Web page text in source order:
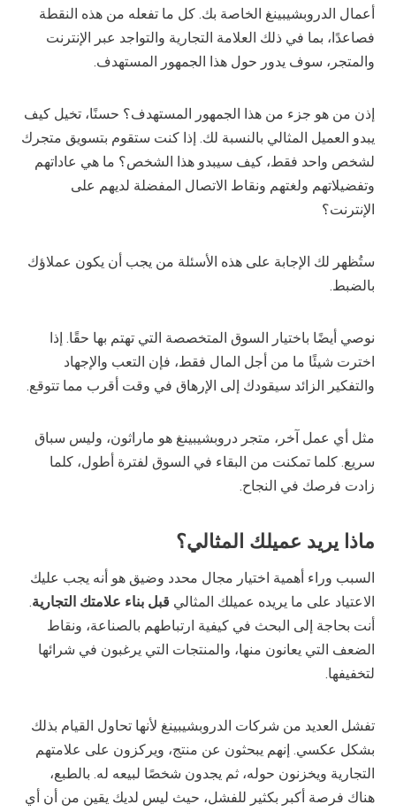
أعمال الدروبشيبينغ الخاصة بك. كل ما تفعله من هذه النقطة
فصاعدًا، بما في ذلك العلامة التجارية والتواجد عبر الإنترنت
والمتجر، سوف يدور حول هذا الجمهور المستهدف.
إذن من هو جزء من هذا الجمهور المستهدف؟ حسنًا، تخيل كيف
يبدو العميل المثالي بالنسبة لك. إذا كنت ستقوم بتسويق متجرك
لشخص واحد فقط، كيف سيبدو هذا الشخص؟ ما هي عاداتهم
وتفضيلاتهم ولغتهم ونقاط الاتصال المفضلة لديهم على
الإنترنت؟
ستُظهر لك الإجابة على هذه الأسئلة من يجب أن يكون عملاؤك
بالضبط.
نوصي أيضًا باختيار السوق المتخصصة التي تهتم بها حقًا. إذا
اخترت شيئًا ما من أجل المال فقط، فإن التعب والإجهاد
والتفكير الزائد سيقودك إلى الإرهاق في وقت أقرب مما تتوقع.
مثل أي عمل آخر، متجر دروبشيبينغ هو ماراثون، وليس سباق
سريع. كلما تمكنت من البقاء في السوق لفترة أطول، كلما
زادت فرصك في النجاح.
ماذا يريد عميلك المثالي؟
السبب وراء أهمية اختيار مجال محدد وضيق هو أنه يجب عليك
الاعتياد على ما يريده عميلك المثالي قبل بناء علامتك التجارية.
أنت بحاجة إلى البحث في كيفية ارتباطهم بالصناعة، ونقاط
الضعف التي يعانون منها، والمنتجات التي يرغبون في شرائها
لتخفيفها.
تفشل العديد من شركات الدروبشيبينغ لأنها تحاول القيام بذلك
بشكل عكسي. إنهم يبحثون عن منتج، ويركزون على علامتهم
التجارية ويخزنون حوله، ثم يجدون شخصًا لبيعه له. بالطبع،
هناك فرصة أكبر بكثير للفشل، حيث ليس لديك يقين من أن أي